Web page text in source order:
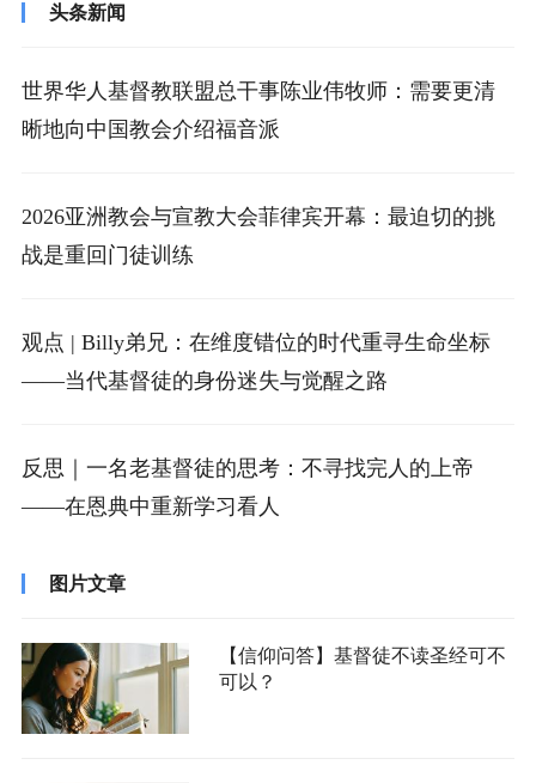
头条新闻
世界华人基督教联盟总干事陈业伟牧师：需要更清
晰地向中国教会介绍福音派
2026亚洲教会与宣教大会菲律宾开幕：最迫切的挑
战是重回门徒训练
观点 | Billy弟兄：在维度错位的时代重寻生命坐标
——当代基督徒的身份迷失与觉醒之路
反思｜一名老基督徒的思考：不寻找完人的上帝
——在恩典中重新学习看人
图片文章
【信仰问答】基督徒不读圣经可不
可以？